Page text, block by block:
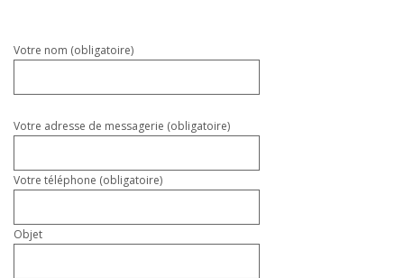
Veuillez
vide.
Votre nom (obligatoire)
Votre adresse de messagerie (obligatoire)
Votre téléphone (obligatoire)
Objet